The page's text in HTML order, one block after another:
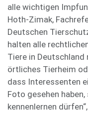
alle wichtigen
Hoth-Zimak,
Deutschen
halten alle
Tiere in Deutschland
örtliches Tierheim
dass Interessenten
Foto gesehen
kennenlernen